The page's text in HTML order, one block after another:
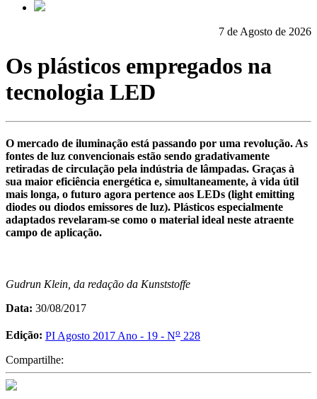
7 de Agosto de 2026
Os plásticos empregados na
tecnologia LED
O mercado de iluminação está passando por uma revolução. As
fontes de luz convencionais estão sendo gradativamente
retiradas de circulação pela indústria de lâmpadas. Graças à
sua maior eficiência energética e, simultaneamente, à vida útil
mais longa, o futuro agora pertence aos LEDs (light emitting
diodes ou diodos emissores de luz). Plásticos especialmente
adaptados revelaram-se como o material ideal neste atraente
campo de aplicação.
Gudrun Klein, da redação da Kunststoffe
Data: 30/08/2017
Edição: PI Agosto 2017 Ano - 19 - No 228
Compartilhe: